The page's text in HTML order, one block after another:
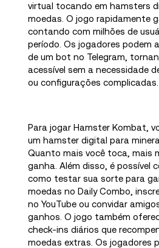
virtual tocando em hamsters
moedas. O jogo rapidamente
contando com milhões de
período. Os jogadores podem
de um bot no Telegram,
acessível sem a necessidade
ou configurações complicadas.
Para jogar Hamster Kombat,
um hamster digital para
Quanto mais você toca, mais
ganha. Além disso, é possível
como testar sua sorte para
moedas no Daily Combo,
no YouTube ou convidar
ganhos. O jogo também
check-ins diários que
moedas extras. Os jogadores